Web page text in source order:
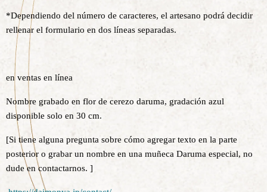
*Dependiendo del número de caracteres, el artesano podrá decidir
rellenar el formulario en dos líneas separadas.
en ventas en línea
Nombre grabado en flor de cerezo daruma, gradación azul
disponible solo en 30 cm.
[Si tiene alguna pregunta sobre cómo agregar texto en la parte
posterior o grabar un nombre en una muñeca Daruma especial, no
dude en contactarnos. ]